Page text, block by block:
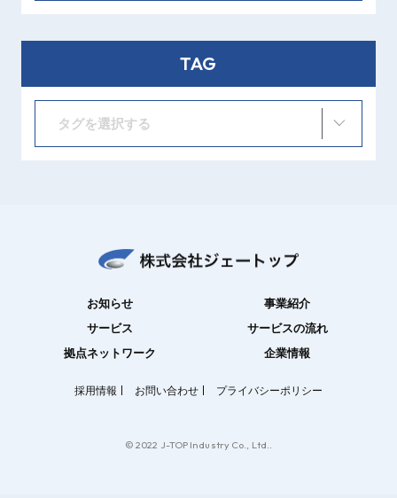
TAG
タグを選択する
お知らせ
事業紹介
サービス
サービスの流れ
拠点ネットワーク
企業情報
採用情報 お問い合わせ プライバシーポリシー
© 2022 J-TOP Industry Co., Ltd..